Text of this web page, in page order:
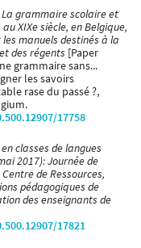
La grammaire scolaire et
XIXe siècle, en Belgique,
manuels destinés à la
des régents [Paper
grammaire sans...
les savoirs
rase du passé ?,
17758
classes de langues
2017): Journée de
de Ressources,
pédagogiques de
des enseignants de
17821